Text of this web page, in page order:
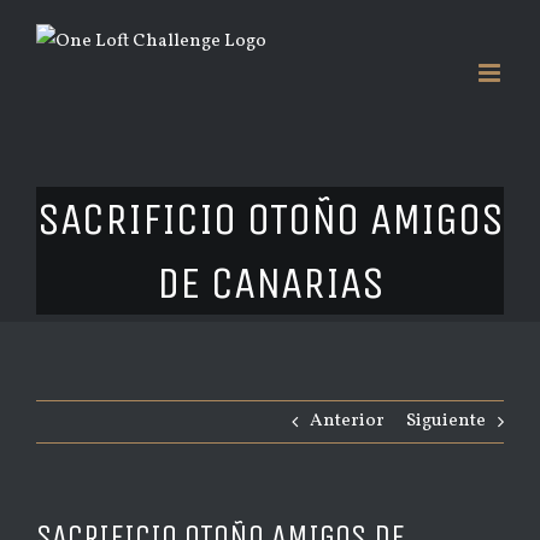
SACRIFICIO OTOÑO AMIGOS
DE CANARIAS
Anterior Siguiente